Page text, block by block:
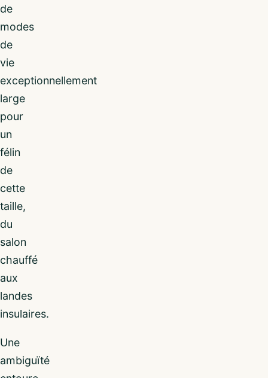
de
modes
de
vie
exceptionnellement
large
pour
un
félin
de
cette
taille,
du
salon
chauffé
aux
landes
insulaires.
Une
ambiguïté